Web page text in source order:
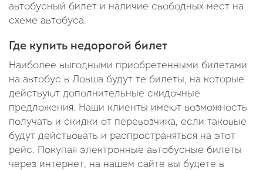
автобусный билет и наличие свободных мест на
схеме автобуса.
Где купить недорогой билет
Наиболее выгодными приобретенными билетами
на автобус в Ловша будут те билеты, на которые
действуют дополнительные скидочные
предложения. Наши клиенты имеют возможность
получать и скидки от перевозчика, если таковые
будут действовать и распространяться на этот
рейс. Покупая электронные автобусные билеты
через интернет, на нашем сайте вы будете в